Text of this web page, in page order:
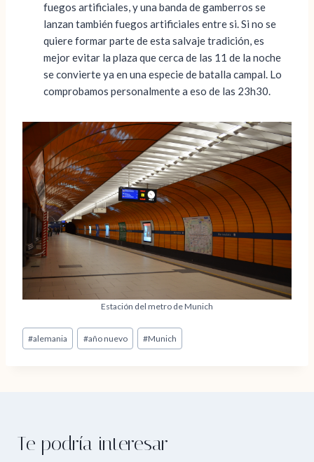
fuegos artificiales, y una banda de gamberros se
lanzan también fuegos artificiales entre si. Si no se
quiere formar parte de esta salvaje tradición, es
mejor evitar la plaza que cerca de las 11 de la noche
se convierte ya en una especie de batalla campal. Lo
comprobamos personalmente a eso de las 23h30.
Estación del metro de Munich
Etiquetas
de
#alemania #año nuevo #Munich
Te podría interesar